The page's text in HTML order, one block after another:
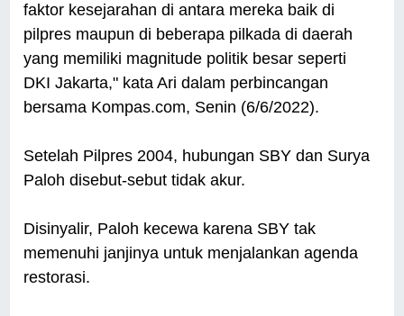
faktor kesejarahan di antara mereka baik di
pilpres maupun di beberapa pilkada di daerah
yang memiliki magnitude politik besar seperti
DKI Jakarta," kata Ari dalam perbincangan
bersama Kompas.com, Senin (6/6/2022).
Setelah Pilpres 2004, hubungan SBY dan Surya
Paloh disebut-sebut tidak akur.
Disinyalir, Paloh kecewa karena SBY tak
memenuhi janjinya untuk menjalankan agenda
restorasi.